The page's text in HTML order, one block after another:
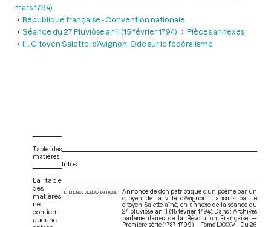
mars 1794)
République française - Convention nationale
Séance du 27 Pluviôse an II (15 février 1794)
Pièces annexes
III. Citoyen Salette, d’Avignon. Ode sur le fédéralisme
Table des
matières
La table
des
matières
ne
contient
aucune
Infos
RÉFÉRENCE BIBLIOGRAPHIQUE
Annonce de don patriotique d'un poème par un
citoyen de la ville d'Avignon, transmis par le
citoyen Salette aîné, en annexe de la séance du
27 pluviôse an II (15 février 1794). Dans : Archives
parlementaires de la Révolution Française —
Première série (1787-1799) — Tome LXXXV - Du 26